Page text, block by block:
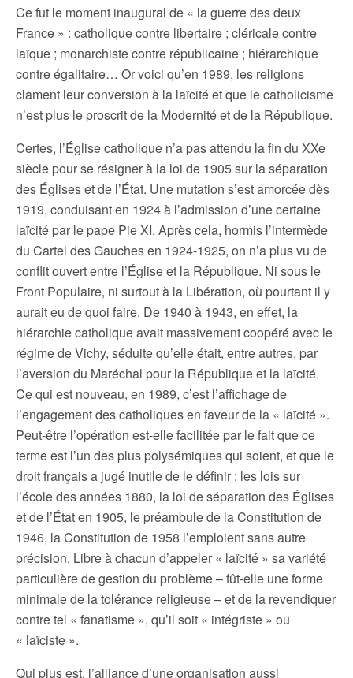
Ce fut le moment inaugural de « la guerre des deux
France » : catholique contre libertaire ; cléricale contre
laïque ; monarchiste contre républicaine ; hiérarchique
contre égalitaire… Or voici qu’en 1989, les religions
clament leur conversion à la laïcité et que le catholicisme
n’est plus le proscrit de la Modernité et de la République.
Certes, l’Église catholique n’a pas attendu la fin du XXe
siècle pour se résigner à la loi de 1905 sur la séparation
des Églises et de l’État. Une mutation s’est amorcée dès
1919, conduisant en 1924 à l’admission d’une certaine
laïcité par le pape Pie XI. Après cela, hormis l’intermède
du Cartel des Gauches en 1924-1925, on n’a plus vu de
conflit ouvert entre l’Église et la République. Ni sous le
Front Populaire, ni surtout à la Libération, où pourtant il y
aurait eu de quoi faire. De 1940 à 1943, en effet, la
hiérarchie catholique avait massivement coopéré avec le
régime de Vichy, séduite qu’elle était, entre autres, par
l’aversion du Maréchal pour la République et la laïcité.
Ce qui est nouveau, en 1989, c’est l’affichage de
l’engagement des catholiques en faveur de la « laïcité ».
Peut-être l’opération est-elle facilitée par le fait que ce
terme est l’un des plus polysémiques qui soient, et que le
droit français a jugé inutile de le définir : les lois sur
l’école des années 1880, la loi de séparation des Églises
et de l’État en 1905, le préambule de la Constitution de
1946, la Constitution de 1958 l’emploient sans autre
précision. Libre à chacun d’appeler « laïcité » sa variété
particulière de gestion du problème – fût-elle une forme
minimale de la tolérance religieuse – et de la revendiquer
contre tel « fanatisme », qu’il soit « intégriste » ou
« laïciste ».
Qui plus est, l’alliance d’une organisation aussi